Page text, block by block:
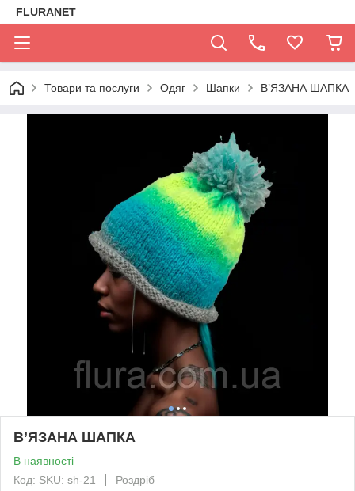
FLURANET
Товари та послуги Одяг Шапки В’ЯЗАНА ШАПКА
В’ЯЗАНА ШАПКА
В наявності
Код: SKU: sh-21
Роздріб